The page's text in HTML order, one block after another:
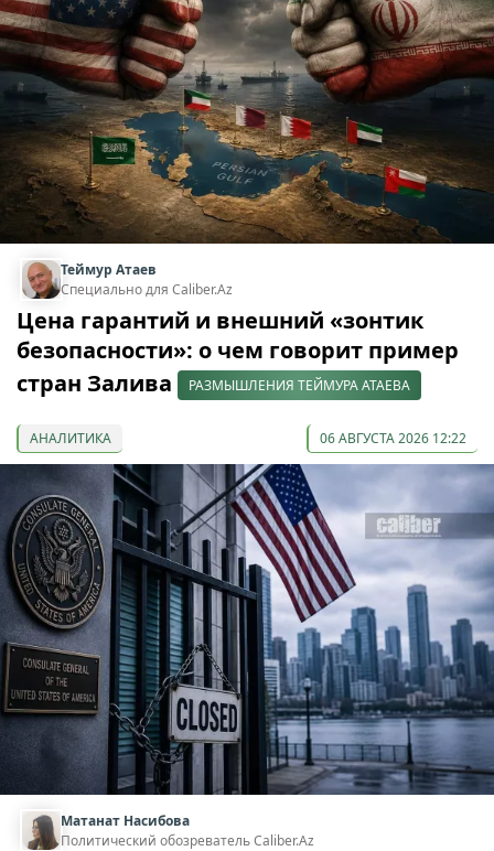
Теймур Атаев
Специально для Caliber.Az
Цена гарантий и внешний «зонтик
безопасности»: о чем говорит пример
стран Залива
РАЗМЫШЛЕНИЯ ТЕЙМУРА АТАЕВА
АНАЛИТИКА 06 АВГУСТА 2026 12:22
Матанат Насибова
Политический обозреватель Caliber.Az